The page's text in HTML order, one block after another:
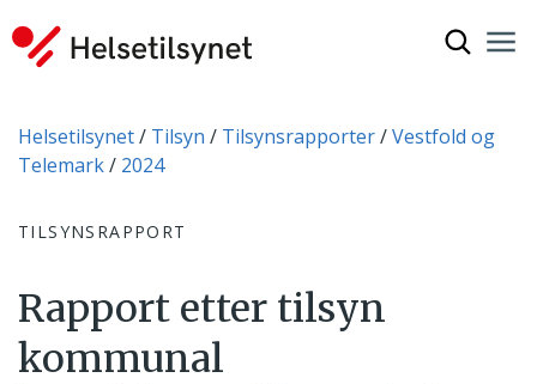
Du er her:
Helsetilsynet Tilsyn Tilsynsrapporter
Vestfold og
Telemark
2024
TILSYNSRAPPORT
Rapport etter tilsyn
kommunal